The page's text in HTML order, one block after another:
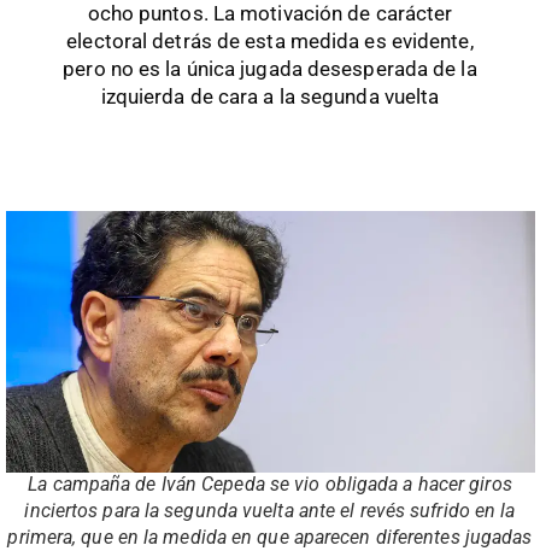
ocho puntos. La motivación de carácter
electoral detrás de esta medida es evidente,
pero no es la única jugada desesperada de la
izquierda de cara a la segunda vuelta
La campaña de Iván Cepeda se vio obligada a hacer giros
inciertos para la segunda vuelta ante el revés sufrido en la
primera, que en la medida en que aparecen diferentes jugadas